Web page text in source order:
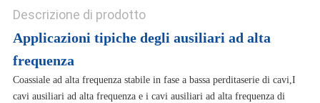
Descrizione di prodotto
Applicazioni tipiche degli ausiliari ad alta
frequenza
Coassiale ad alta frequenza stabile in fase a bassa perditaserie di cavi,I
cavi ausiliari ad alta frequenza e i cavi ausiliari ad alta frequenza di